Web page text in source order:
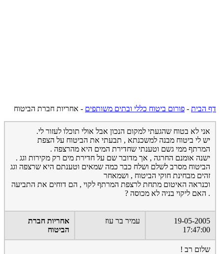
דף הבית - פורום ביטוח כללי ובתים משותפים - אחריות חברת הביטוח
אני לא בטוח שהגעתי למקום הנכון אבל אולי תוכלו לעזור לי.
יש לי ביטוח מבנה למשכנתא , תבעתי את הביטוח על הצפת
המרתף ממי גשם וטענתי שחדירת המים היא מהרצפה .
ישנה אומנם החרגה , אך מדובר שם על חדירת מים רק מקירות וגג .
הביטוח מסרב לשלם ושלח כבר כמה שמאים וטענתם היא שרצפה וגג
זהים מבחינת חוקי הביטוח , ושמאחר
וכנראה האיטום מתחת לרצפת המרתף לקוי , הם דוחים את התביעה
. האם ליקוי בניה לא מכוסה ?
19-05-2005
17:47:00
עמיר בר עוז
אחריות חברת
הביטוח
שלום רב !